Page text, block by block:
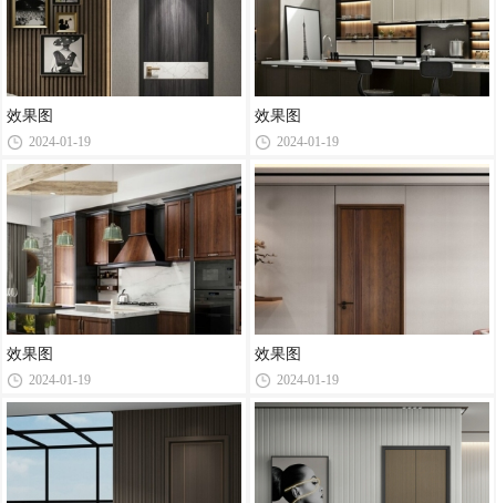
效果图
2024-01-19
效果图
2024-01-19
效果图
2024-01-19
效果图
2024-01-19